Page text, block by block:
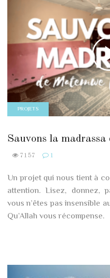
PROJETS
Sauvons la madrassa
7157 1
Un projet qui nous tient à
attention. Lisez, donnez,
vous n’êtes pas insensible
Qu’Allah vous récompense.